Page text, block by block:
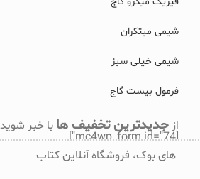
شیمی مبتکران
شیمی خیلی سبز
فرمول بیست گاج
از جدیدترین تخفیف ها با خبر
[mc4wp_form id="74"]
های بوک، فروشگاه آنلاین کتاب